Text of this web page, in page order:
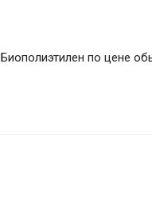
Биополиэтилен по цене